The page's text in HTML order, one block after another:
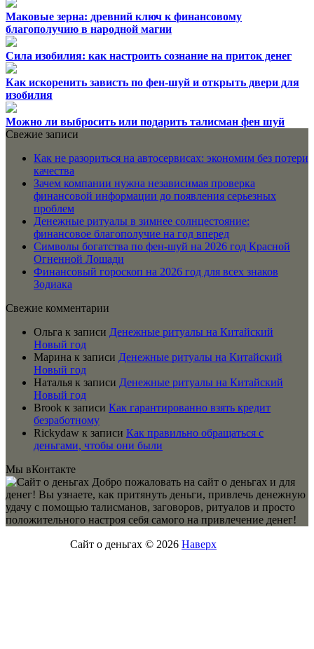
Маковые зерна: древний ключ к финансовому
благополучию в народной магии
Сила изобилия: как настроить сознание на приток денег
Как искоренить зависть по фен-шуй и открыть двери для
изобилия
Можно ли выбросить или подарить талисман фен шуй
Свежие записи
Как не разориться на автосервисах: экономим без потери
качества
Зачем компании нужна независимая проверка
финансовой информации до появления серьезных
проблем
Денежные ритуалы в зимнее солнцестояние:
финансовое благополучие на год вперед
Символы богатства по фен-шуй на 2026 год Красной
Огненной Лошади
Финансовый гороскоп на 2026 год для всех знаков
Зодиака
Свежие комментарии
Ольга к записи Денежные ритуалы на Китайский
Новый год
Марина к записи Денежные ритуалы на Китайский
Новый год
Наталья к записи Денежные ритуалы на Китайский
Новый год
Brook к записи Как гарантированно взять кредит
безработному
Rickydaw к записи Как правильно обращаться с
деньгами, чтобы они были
Мы вКонтакте
Добро пожаловать на сайт о деньгах и для
денег! Вы узнаете, как притянуть деньги, привлечь денежную
удачу с помощью талисманов, заговоров, ритуалов и просто
положительного настроя себя самого на привлечение денег!
Сайт о деньгах © 2026 Наверх